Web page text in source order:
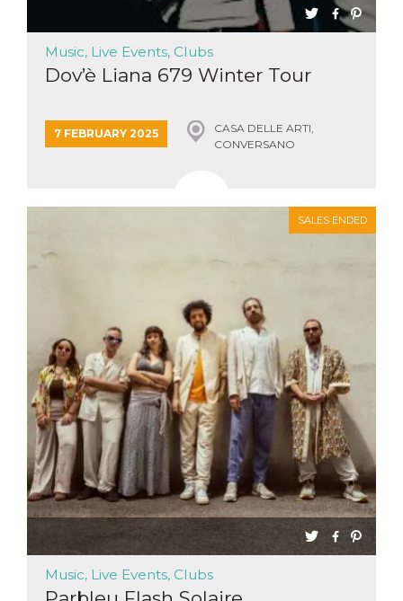
Music, Live Events, Clubs
Dov’è Liana 679 Winter Tour
7 FEBRUARY 2025
CASA DELLE ARTI,
CONVERSANO
SALES ENDED
Music, Live Events, Clubs